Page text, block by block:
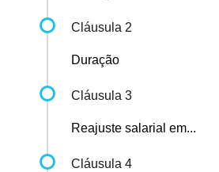
Cláusula 2
Duração
Cláusula 3
Reajuste salarial em...
Cláusula 4